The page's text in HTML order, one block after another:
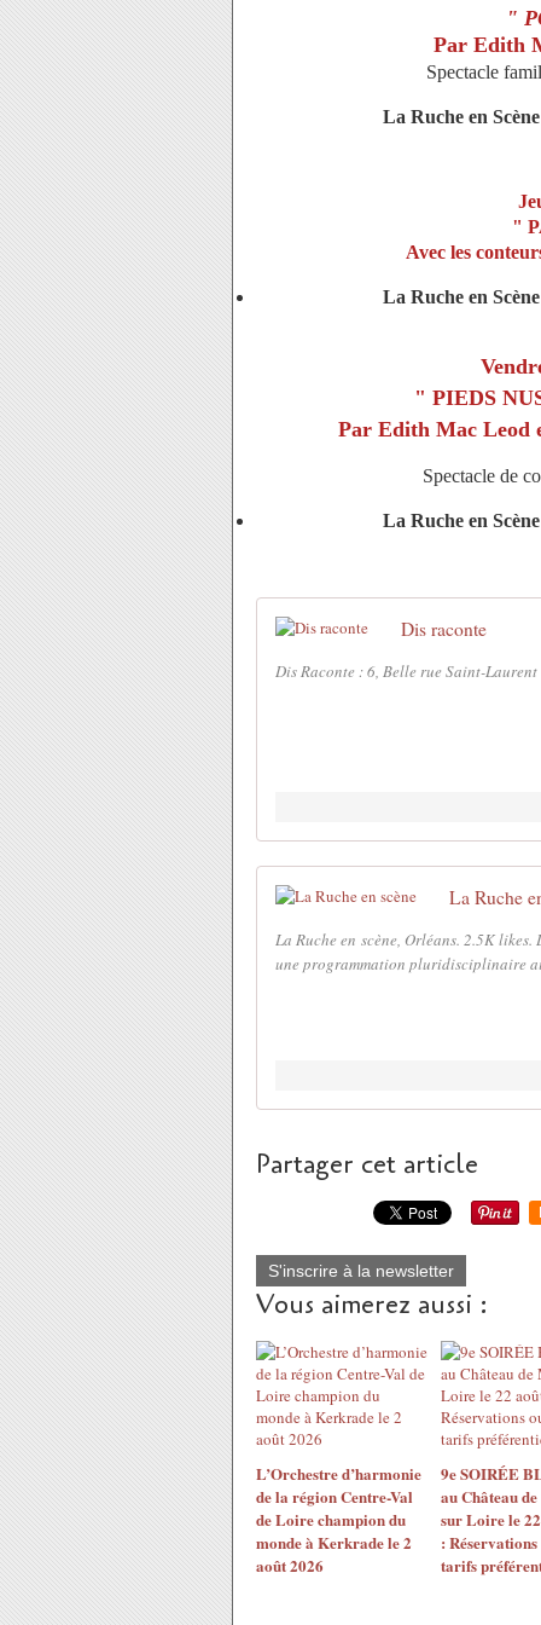
"
Par Edith
Spectacle
La Ruche en
"
Avec les
La Ruche en
" PIEDS
Par Edith Mac Leod
Spectacle de
La Ruche en
Dis raconte
Dis Raconte : 6, Belle rue Saint-
La Ruche
La Ruche en scène, Orléans. 2.5K
une programmation pluridisciplinaire
Partager cet article
S'inscrire à la newsletter
Vous aimerez aussi :
L’Orchestre d’harmonie
de la région Centre-Val
de Loire champion du
monde à Kerkrade le 2
août 2026
9e SOIRÉE
au Château
sur Loire le
:
tarifs